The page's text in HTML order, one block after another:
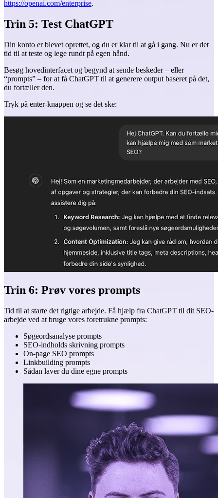
https://openai.com/enterprise.
Trin 5: Test ChatGPT
Din konto er blevet oprettet, og du er klar til at gå i gang. Nu er det
tid til at teste og lege rundt på egen hånd.
Besøg hovedinterfacet og begynd at sende beskeder – eller
“prompts” – for at få ChatGPT til at generere output baseret på det,
du fortæller den.
Tryk på enter-knappen og se det ske:
Trin 6: Prøv vores prompts
Tid til at starte det rigtige arbejde. Få hjælp fra ChatGPT til dit SEO-
arbejde ved at bruge vores foretrukne prompts:
Søgeordsanalyse prompts
SEO-indholds skrivning prompts
On-page SEO prompts
Linkbuilding prompts
Sådan laver du dine egne prompts